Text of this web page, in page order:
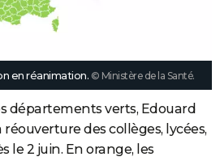
en réanimation. © Ministère de la Santé.
départements verts, Edouard
des collèges, lycées,
le 2 juin. En orange, les